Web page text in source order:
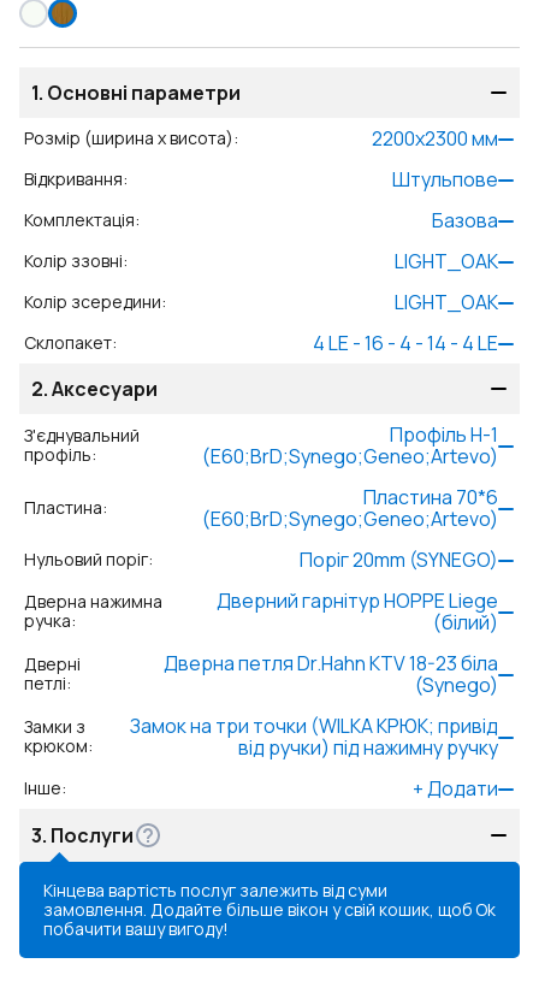
1. Основні параметри
Розмір (ширина x висота): 2200x2300мм
Відкривання: Штульпове
Комплектація: Базова
Колір ззовні: LIGHT_OAK
Колір зсередини: LIGHT_OAK
Склопакет:
4 LE - 16 - 4 - 14 - 4 LE
2.Аксесуари
З'єднувальний
профіль:
Профіль Н-1
(E60;BrD;Synego;Geneo;Artevo)
Пластина:
Пластина 70*6
(E60;BrD;Synego;Geneo;Artevo)
Нульовий поріг: Поріг 20mm (SYNEGO)
Дверна нажимна
ручка:
Дверний гарнітур HOPPE Liege
(білий)
Дверні
петлі:
Дверна петля Dr.Hahn KTV 18-23 біла
(Synego)
Замки з
крюком:
Замок на три точки (WILKA КРЮК; привід
від ручки) під нажимну ручку
Інше: +Додати
3. Послуги
Кінцева вартість послуг залежить від суми
замовлення. Додайте більше вікон у свій кошик, щоб
побачити вашу вигоду!
Ok